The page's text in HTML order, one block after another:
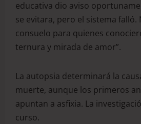
educativa dio aviso
se evitara, pero el sistema falló.
consuelo para quienes
ternura y mirada de amor”.
La autopsia determinará la
muerte, aunque los primeros
apuntan a asfixia. La
curso.